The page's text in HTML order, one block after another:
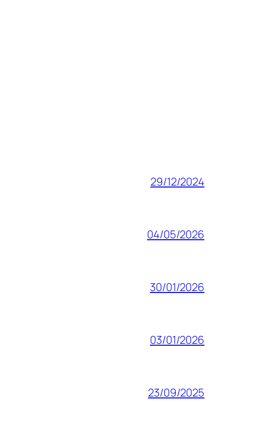
29/12/2024
04/05/2026
30/01/2026
03/01/2026
23/09/2025